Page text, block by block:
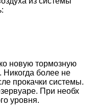
новую тормозную
Никогда более не
прокачки системы.
При необх
уровня.